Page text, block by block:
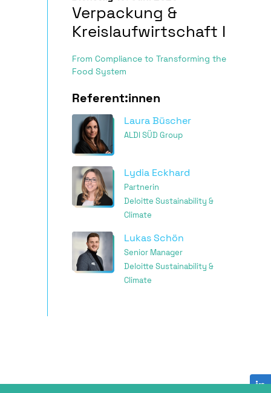
Verpackung &
Kreislaufwirtschaft I
From Compliance to Transforming the
Food System
Referent:innen
Laura Büscher
ALDI SÜD Group
Lydia Eckhard
Partnerin
Deloitte Sustainability &
Climate
Lukas Schön
Senior Manager
Deloitte Sustainability &
Climate